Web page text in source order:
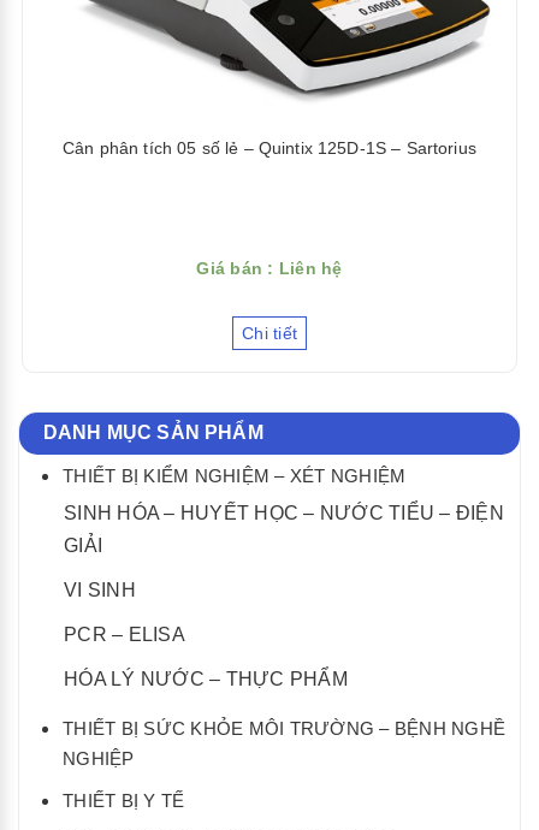
Cân phân tích 05 số lẻ – Quintix 125D-1S – Sartorius
Giá bán : Liên hệ
Chi tiết
DANH MỤC SẢN PHẨM
THIẾT BỊ KIỂM NGHIỆM – XÉT NGHIỆM
SINH HÓA – HUYẾT HỌC – NƯỚC TIỂU – ĐIỆN
GIẢI
VI SINH
PCR – ELISA
HÓA LÝ NƯỚC – THỰC PHẨM
THIẾT BỊ SỨC KHỎE MÔI TRƯỜNG – BỆNH NGHỀ
NGHIỆP
THIẾT BỊ Y TẾ